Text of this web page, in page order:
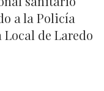
a la Policía
de Laredo